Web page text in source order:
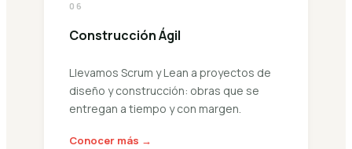
06
Construcción Ágil
Llevamos Scrum y Lean a proyectos de
diseño y construcción: obras que se
entregan a tiempo y con margen.
Conocer más →